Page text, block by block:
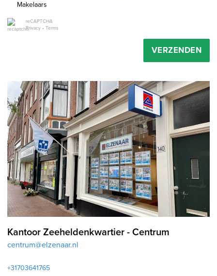
Makelaars
reCAPTCHA
Privacy • Terms
VERZENDEN
Kantoor Zeeheldenkwartier - Centrum
centrum@elzenaar.nl
+31703641765